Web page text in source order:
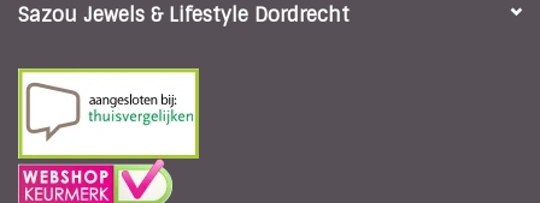
Sazou Jewels & Lifestyle Dordrecht